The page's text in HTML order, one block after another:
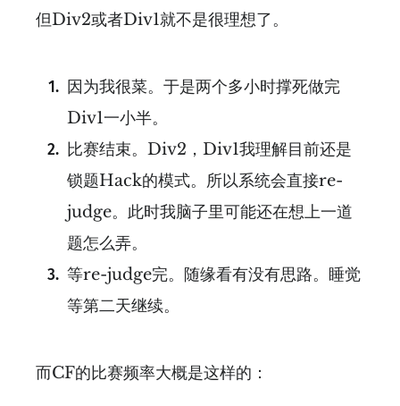
但Div2或者Div1就不是很理想了。
因为我很菜。于是两个多小时撑死做完
Div1一小半。
比赛结束。Div2，Div1我理解目前还是
锁题Hack的模式。所以系统会直接re-
judge。此时我脑子里可能还在想上一道
题怎么弄。
等re-judge完。随缘看有没有思路。睡觉
等第二天继续。
而CF的比赛频率大概是这样的：